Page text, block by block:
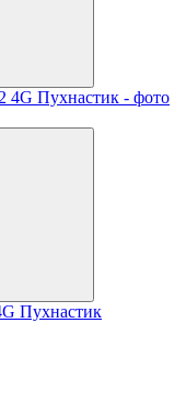
Пухнастик